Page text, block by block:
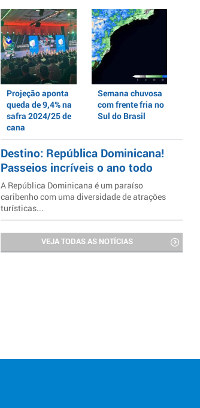
Projeção aponta
queda de 9,4% na
safra 2024/25 de
cana
Semana chuvosa
com frente fria no
Sul do Brasil
Destino: República Dominicana!
Passeios incríveis o ano todo
A República Dominicana é um paraíso
caribenho com uma diversidade de atrações
turísticas...
VEJA TODAS AS NOTÍCIAS